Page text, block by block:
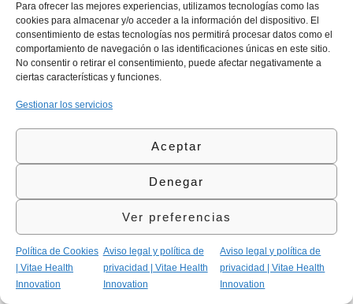
Para ofrecer las mejores experiencias, utilizamos tecnologías como las
cookies para almacenar y/o acceder a la información del dispositivo. El
consentimiento de estas tecnologías nos permitirá procesar datos como el
comportamiento de navegación o las identificaciones únicas en este sitio.
No consentir o retirar el consentimiento, puede afectar negativamente a
ciertas características y funciones.
Gestionar los servicios
Aceptar
Denegar
Ver preferencias
Política de Cookies
| Vitae Health
Innovation
Aviso legal y política de
privacidad | Vitae Health
Innovation
Aviso legal y política de
privacidad | Vitae Health
Innovation
Conocenos
Vitae
internaciona
l
Área
Política
de
Privacidad
Política
Calidad
(+34)
935
908